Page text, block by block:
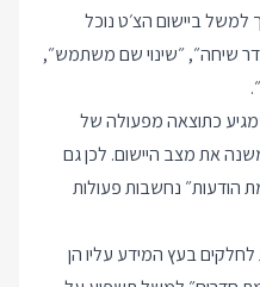
ביישום הצ׳ט נוכל
שיחה״, ״שינוי שם משתמש״,
כתוצאה מפעולה של
את מצב היישום. לכן גם
הודעות״ נחשבות פעולות
בעץ המידע עליו הן